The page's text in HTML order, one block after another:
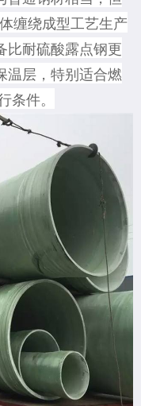
缠绕成型工艺生产
比耐硫酸露点钢更
温层，特别适合燃
件。